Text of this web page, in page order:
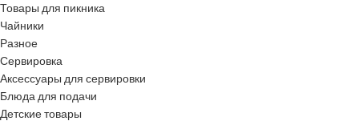
Товары для пикника
Чайники
Разное
Сервировка
Аксессуары для сервировки
Блюда для подачи
Детские товары